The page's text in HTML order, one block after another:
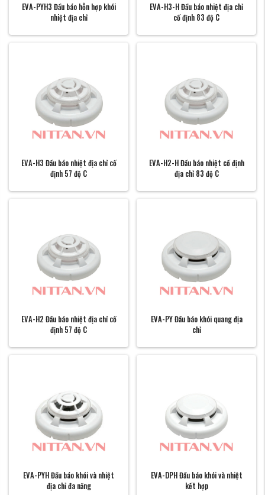
EVA-PYH3 Đầu báo hỗn hợp khói
nhiệt địa chỉ
EVA-H3-H Đầu báo nhiệt địa chỉ
cố định 83 độ C
EVA-H3 Đầu báo nhiệt địa chỉ cố
định 57 độ C
EVA-H2-H Đầu báo nhiệt cố định
địa chỉ 83 độ C
EVA-H2 Đầu báo nhiệt địa chỉ cố
định 57 độ C
EVA-PY Đầu báo khói quang địa
chỉ
EVA-PYH Đầu báo khói và nhiệt
địa chỉ đa năng
EVA-DPH Đầu báo khói và nhiệt
kết hợp